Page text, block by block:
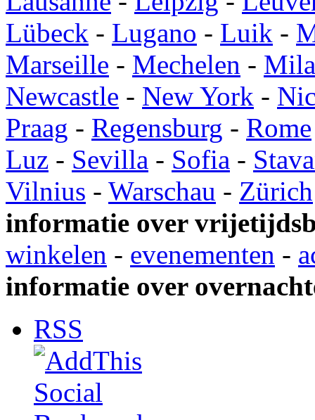
Lübeck - Lugano - Luik -
Marseille - Mechelen -
Newcastle - New York -
Praag - Regensburg - Rome
Luz - Sevilla - Sofia -
Vilnius - Warschau - Zürich
informatie over
winkelen - evenementen -
informatie over
RSS